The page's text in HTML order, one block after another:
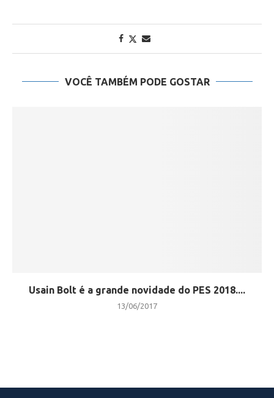
VOCÊ TAMBÉM PODE GOSTAR
Usain Bolt é a grande novidade do PES 2018....
13/06/2017